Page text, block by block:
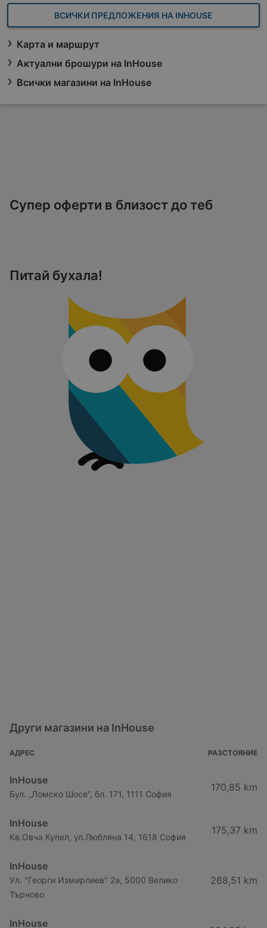
ВСИЧКИ ПРЕДЛОЖЕНИЯ НА INHOUSE
Карта и маршрут
Актуални брошури на InHouse
Всички магазини на InHouse
Супер оферти в близост до теб
Питай бухала!
Други магазини на InHouse
АДРЕС РАЗСТОЯНИЕ
InHouse
Бул. „Ломско Шосе“, бл. 171, 1111 София
170,85 km
InHouse
Кв.Овча Купел, ул.Любляна 14, 1618 София
175,37 km
InHouse
Ул. "Георги Измирлиев" 2а, 5000 Велико
Търново
268,51 km
InHouse